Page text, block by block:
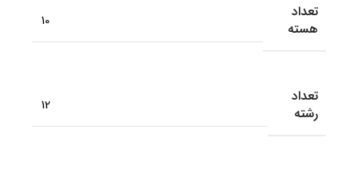
تعداد
هسته
10
تعداد
رشته
12